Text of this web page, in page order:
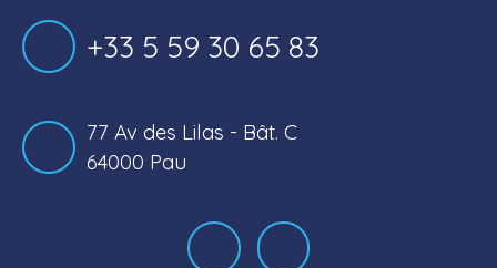
+33 5 59 30 65 83
77 Av des Lilas - Bât. C
64000 Pau